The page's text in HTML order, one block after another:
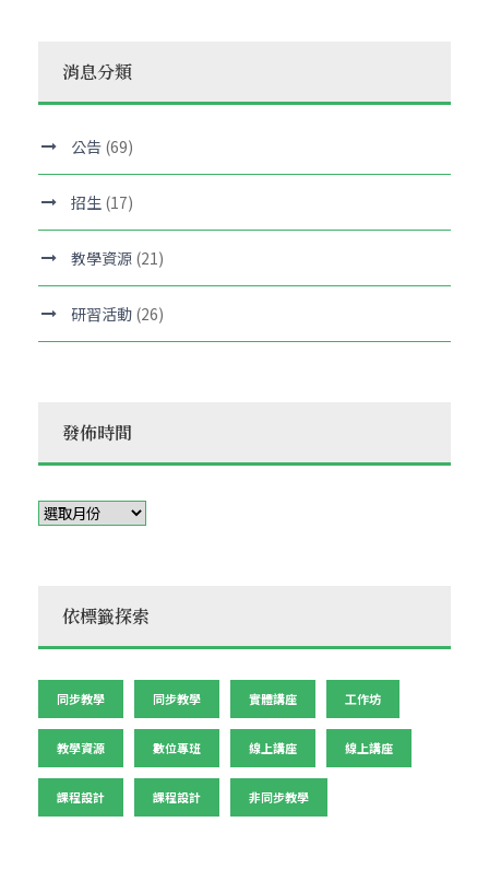
消息分類
公告 (69)
招生 (17)
教學資源 (21)
研習活動 (26)
發佈時間
依標籤探索
同步教學 同步教學 實體講座 工作坊
教學資源 數位專班 線上講座 線上講座
課程設計 課程設計 非同步教學